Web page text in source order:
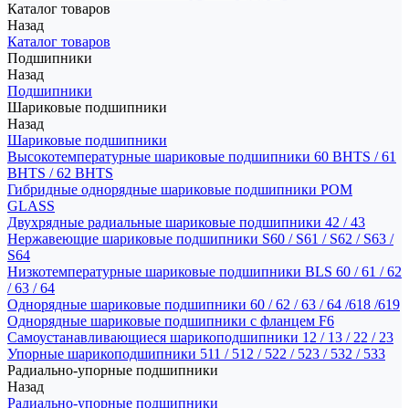
Каталог товаров
Назад
Каталог товаров
Подшипники
Назад
Подшипники
Шариковые подшипники
Назад
Шариковые подшипники
Высокотемпературные шариковые подшипники 60 BHTS / 61
BHTS / 62 BHTS
Гибридные однорядные шариковые подшипники POM
GLASS
Двухрядные радиальные шариковые подшипники 42 / 43
Нержавеющие шариковые подшипники S60 / S61 / S62 / S63 /
S64
Низкотемпературные шариковые подшипники BLS 60 / 61 / 62
/ 63 / 64
Однорядные шариковые подшипники 60 / 62 / 63 / 64 /618 /619
Однорядные шариковые подшипники с фланцем F6
Самоустанавливающиеся шарикоподшипники 12 / 13 / 22 / 23
Упорные шарикоподшипники 511 / 512 / 522 / 523 / 532 / 533
Радиально-упорные подшипники
Назад
Радиально-упорные подшипники